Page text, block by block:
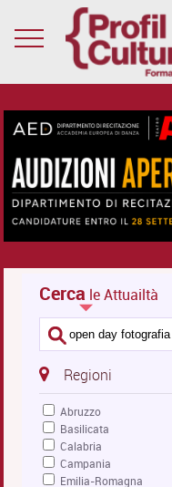
Cerca le Attuailtà
Regioni
Abruzzo
Basilicata
Calabria
Campania
Emilia-Romagna